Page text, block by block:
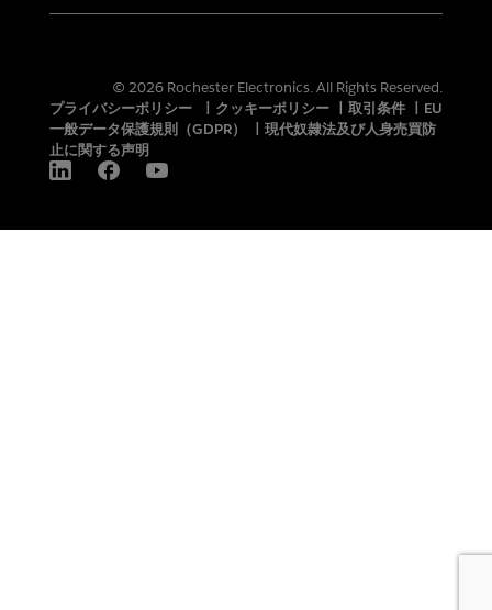
© 2026 Rochester Electronics. All Rights Reserved.
プライバシーポリシー
クッキーポリシー 取引条件
EU
一般データ保護規則（GDPR）
現代奴隷法及び人身売買防
止に関する声明